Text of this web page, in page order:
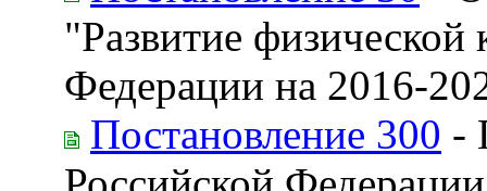
"Развитие физической
Федерации на 2016-
Постановление 300 -